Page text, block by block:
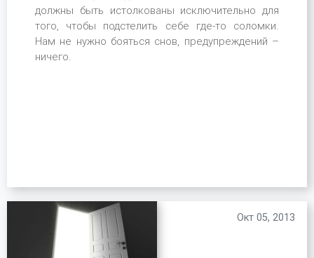
должны быть истолкованы исключительно для
того, чтобы подстелить себе где-то соломки.
Нам не нужно бояться снов, предупреждений –
ничего.
Окт 05, 2013